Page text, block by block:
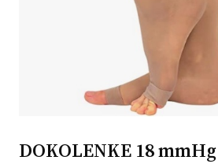
DOKOLENKE 18